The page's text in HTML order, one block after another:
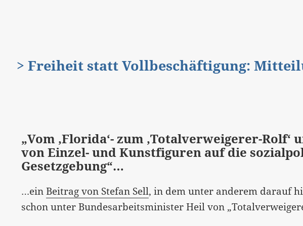
> Freiheit statt Vollbeschäftigung:
„Vom ‚Florida‘- zum ‚Totalverweigerer-Rolf‘
von Einzel- und Kunstfiguren auf die
Gesetzgebung“…
…einBeitrag von Stefan Sell, in dem unter anderem darauf
schon unter Bundesarbeitsminister Heil von